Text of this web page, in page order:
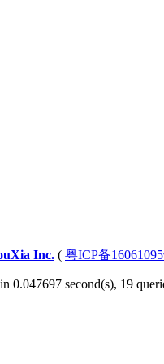
Inc. ( 粤ICP备
0.047697 second(s), 19